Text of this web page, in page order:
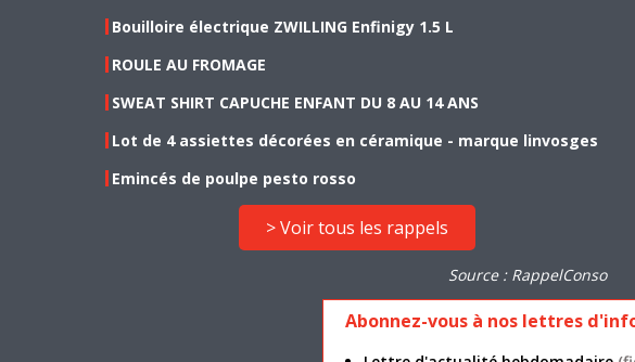
Bouilloire électrique ZWILLING Enfinigy 1.5 L
ROULE AU FROMAGE
SWEAT SHIRT CAPUCHE ENFANT DU 8 AU 14 ANS
Lot de 4 assiettes décorées en céramique - marque linvosges
Emincés de poulpe pesto rosso
> Voir tous les rappels
Source : RappelConso
Abonnez-vous à nos lettres